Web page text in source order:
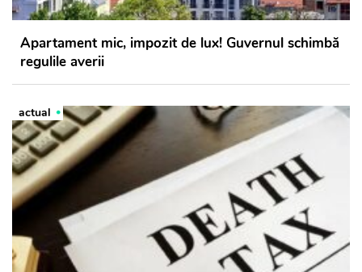
Apartament mic, impozit de lux! Guvernul schimbă
regulile averii
actual